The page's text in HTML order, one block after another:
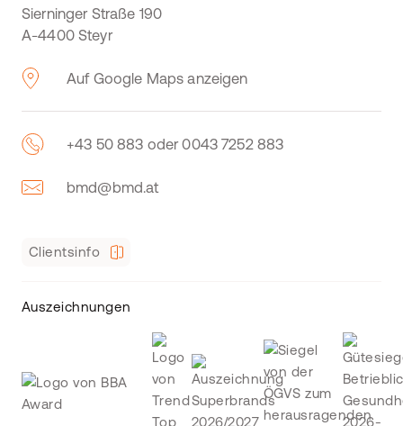
Sierninger Straße 190
A-4400 Steyr
Auf Google Maps anzeigen
+43 50 883 oder 0043 7252 883
bmd@bmd.at
Clientsinfo
Auszeichnungen